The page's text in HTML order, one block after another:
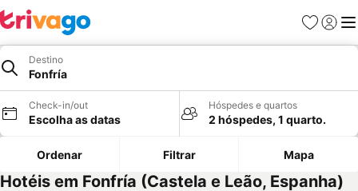
Favoritos
Iniciar
Destino
Fonfría
Check-in/out
Escolha as datas
Hóspedes e quartos
2 hóspedes, 1 quarto.
Ordenar Filtrar Mapa
Hotéis em Fonfría (Castela e Leão, Espanha)